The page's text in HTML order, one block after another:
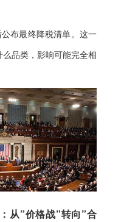
布最终降税清单。这一
品类，影响可能完全相
从”价格战”转向”合